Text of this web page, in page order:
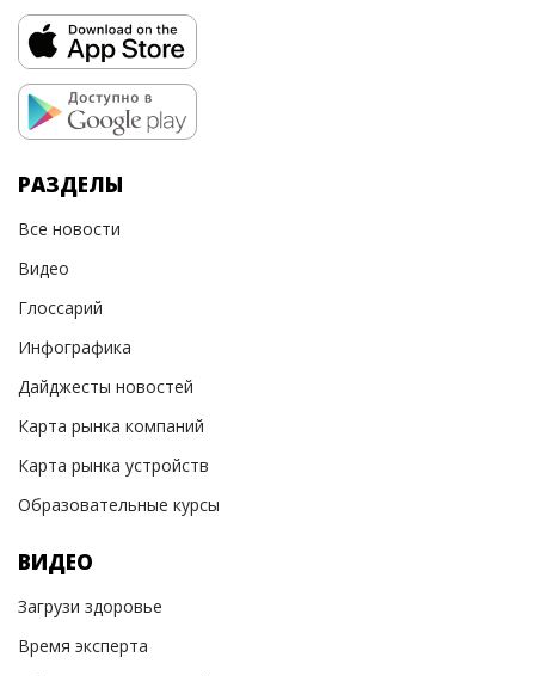
РАЗДЕЛЫ
Все новости
Видео
Глоссарий
Инфографика
Дайджесты новостей
Карта рынка компаний
Карта рынка устройств
Образовательные курсы
ВИДЕО
Загрузи здоровье
Время эксперта